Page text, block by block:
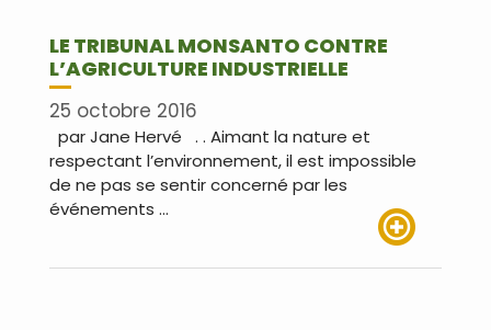
LE TRIBUNAL MONSANTO CONTRE
L’AGRICULTURE INDUSTRIELLE
25 octobre 2016
par Jane Hervé . . Aimant la nature et
respectant l’environnement, il est impossible
de ne pas se sentir concerné par les
événements …